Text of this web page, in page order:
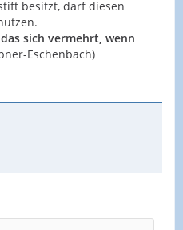
besitzt, darf diesen
sich vermehrt, wenn
Eschenbach)